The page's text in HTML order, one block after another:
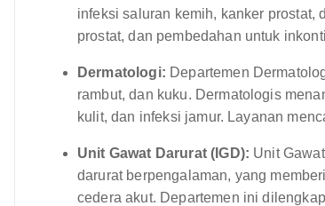
infeksi saluran kemih, kanker prostat,
prostat, dan pembedahan untuk
Dermatologi: Departemen
rambut, dan kuku. Dermatologis
kulit, dan infeksi jamur. Layanan
Unit Gawat Darurat (IGD): Unit
darurat berpengalaman, yang
cedera akut. Departemen ini